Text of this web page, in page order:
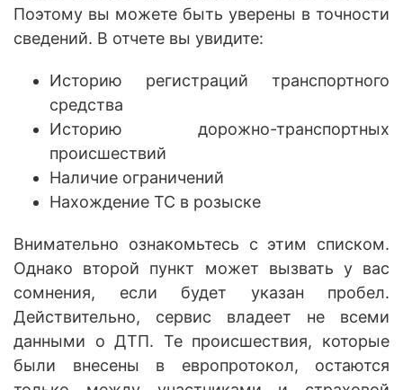
Поэтому вы можете быть уверены в точности
сведений. В отчете вы увидите:
Историю регистраций транспортного
средства
Историю дорожно-транспортных
происшествий
Наличие ограничений
Нахождение ТС в розыске
Внимательно ознакомьтесь с этим списком.
Однако второй пункт может вызвать у вас
сомнения, если будет указан пробел.
Действительно, сервис владеет не всеми
данными о ДТП. Те происшествия, которые
были внесены в европротокол, остаются